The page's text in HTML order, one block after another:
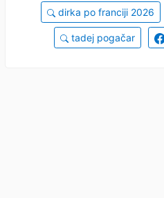
dirka po franciji 2026
tadej pogačar